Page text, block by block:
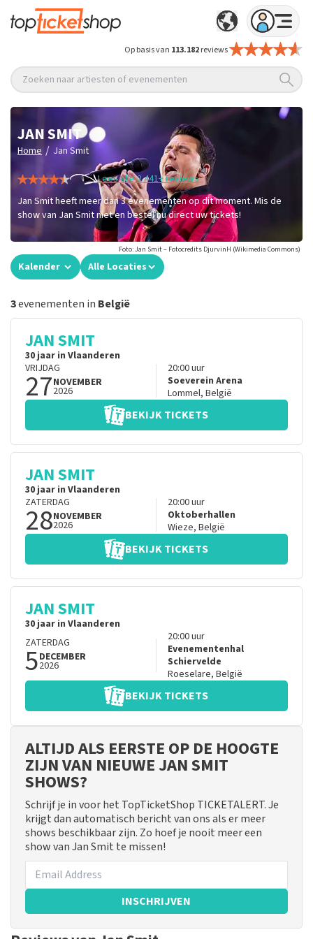
Op basis van 113.182reviews
Zoeken naar artiesten of evenementen
JAN SMIT
Home / Jan Smit
Lees alle 2.441+ reviews
Jan Smit heeft meer dan 3 evenementen op dit moment. Mis de
show van Jan Smit niet en bestel nu direct uw tickets!
Foto: Jan Smit – Fotocredits DjurvinH (Wikimedia Commons)
Kalender Alle Locaties
3evenementen in België
JAN SMIT
30 jaar in Vlaanderen
VRIJDAG
27NOVEMBER
2026
20:00uur
Soeverein Arena
Lommel, België
BEKIJK TICKETS
JAN SMIT
30 jaar in Vlaanderen
ZATERDAG
28NOVEMBER
2026
20:00uur
Oktoberhallen
Wieze, België
BEKIJK TICKETS
JAN SMIT
30 jaar in Vlaanderen
ZATERDAG
5DECEMBER
2026
20:00uur
Evenementenhal
Schiervelde
Roeselare, België
BEKIJK TICKETS
ALTIJD ALS EERSTE OP DE HOOGTE
ZIJN VAN NIEUWE JAN SMIT
SHOWS?
Schrijf je in voor het TopTicketShop TICKETALERT. Je
krijgt dan automatisch bericht van ons als er meer
shows beschikbaar zijn. Zo hoef je nooit meer een
show van Jan Smit te missen!
INSCHRIJVEN